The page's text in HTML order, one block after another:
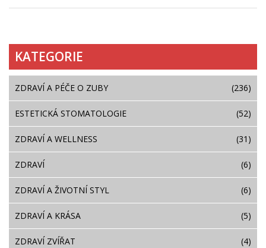
KATEGORIE
ZDRAVÍ A PÉČE O ZUBY (236)
ESTETICKÁ STOMATOLOGIE (52)
ZDRAVÍ A WELLNESS (31)
ZDRAVÍ (6)
ZDRAVÍ A ŽIVOTNÍ STYL (6)
ZDRAVÍ A KRÁSA (5)
ZDRAVÍ ZVÍŘAT (4)